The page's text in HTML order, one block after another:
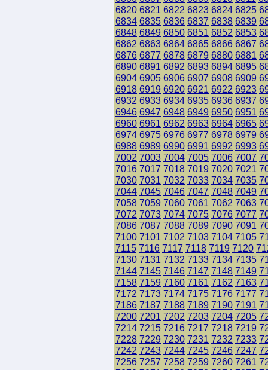
6820 6821 6822 6823 6824 6825
6834 6835 6836 6837 6838 6839
6848 6849 6850 6851 6852 6853
6862 6863 6864 6865 6866 6867
6876 6877 6878 6879 6880 6881
6890 6891 6892 6893 6894 6895
6904 6905 6906 6907 6908 6909
6918 6919 6920 6921 6922 6923
6932 6933 6934 6935 6936 6937
6946 6947 6948 6949 6950 6951
6960 6961 6962 6963 6964 6965
6974 6975 6976 6977 6978 6979
6988 6989 6990 6991 6992 6993
7002 7003 7004 7005 7006 7007
7016 7017 7018 7019 7020 7021
7030 7031 7032 7033 7034 7035
7044 7045 7046 7047 7048 7049
7058 7059 7060 7061 7062 7063
7072 7073 7074 7075 7076 7077
7086 7087 7088 7089 7090 7091
7100 7101 7102 7103 7104 7105
7115 7116 7117 7118 7119 7120
7130 7131 7132 7133 7134 7135
7144 7145 7146 7147 7148 7149
7158 7159 7160 7161 7162 7163
7172 7173 7174 7175 7176 7177
7186 7187 7188 7189 7190 7191
7200 7201 7202 7203 7204 7205
7214 7215 7216 7217 7218 7219
7228 7229 7230 7231 7232 7233
7242 7243 7244 7245 7246 7247
7256 7257 7258 7259 7260 7261